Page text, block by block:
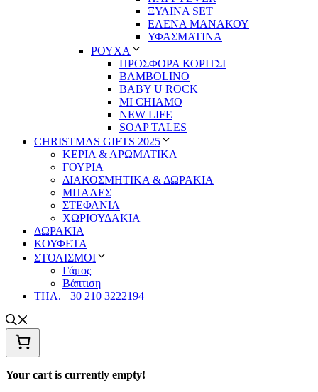
ΞΥΛΙΝΑ SET
ΕΛΕΝΑ ΜΑΝΑΚΟΥ
ΥΦΑΣΜΑΤΙΝΑ
ΡΟΥΧΑ
ΠΡΟΣΦΟΡΑ ΚΟΡΙΤΣΙ
BAMBOLINO
BABY U ROCK
MI CHIAMO
NEW LIFE
SOAP TALES
CHRISTMAS GIFTS 2025
ΚΕΡΙΑ & ΑΡΩΜΑΤΙΚΑ
ΓΟΥΡΙΑ
ΔΙΑΚΟΣΜΗΤΙΚΑ & ΔΩΡΑΚΙΑ
ΜΠΑΛΕΣ
ΣΤΕΦΑΝΙΑ
ΧΩΡΙΟΥΔΑΚΙΑ
ΔΩΡΑΚΙΑ
ΚΟΥΦΕΤΑ
ΣΤΟΛΙΣΜΟΙ
Γάμος
Βάπτιση
ΤΗΛ. +30 210 3222194
Your cart is currently empty!